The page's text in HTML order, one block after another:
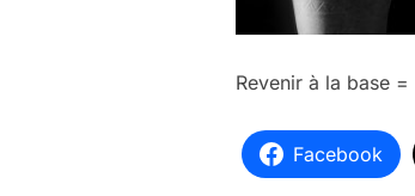
Revenir à la base =
Facebook